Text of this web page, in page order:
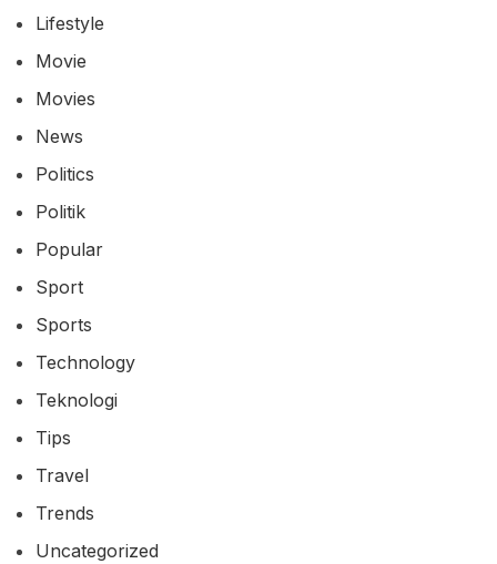
Lifestyle
Movie
Movies
News
Politics
Politik
Popular
Sport
Sports
Technology
Teknologi
Tips
Travel
Trends
Uncategorized